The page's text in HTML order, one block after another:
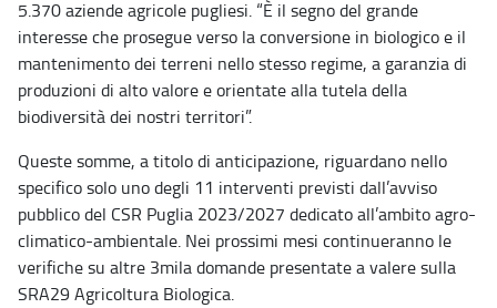
5.370 aziende agricole pugliesi. “È il segno del grande
interesse che prosegue verso la conversione in biologico e il
mantenimento dei terreni nello stesso regime, a garanzia di
produzioni di alto valore e orientate alla tutela della
biodiversità dei nostri territori”.
Queste somme, a titolo di anticipazione, riguardano nello
specifico solo uno degli 11 interventi previsti dall’avviso
pubblico del CSR Puglia 2023/2027 dedicato all’ambito agro-
climatico-ambientale. Nei prossimi mesi continueranno le
verifiche su altre 3mila domande presentate a valere sulla
SRA29 Agricoltura Biologica.